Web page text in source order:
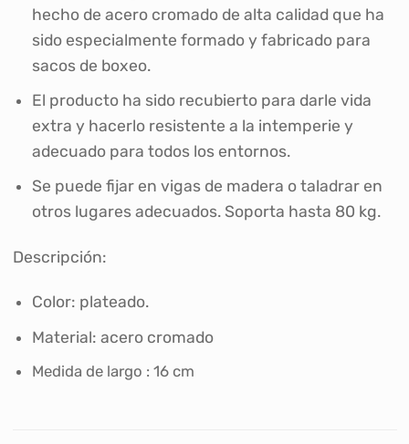
hecho de acero cromado de alta calidad que ha
sido especialmente formado y fabricado para
sacos de boxeo.
El producto ha sido recubierto para darle vida
extra y hacerlo resistente a la intemperie y
adecuado para todos los entornos.
Se puede fijar en vigas de madera o taladrar en
otros lugares adecuados. Soporta hasta 80 kg.
Descripción:
Color: plateado.
Material: acero cromado
Medida de largo : 16 cm